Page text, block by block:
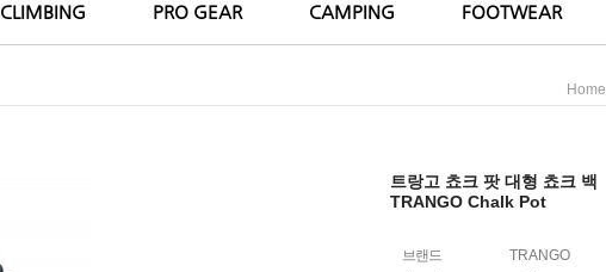
CLIMBING PRO GEAR CAMPING FOOTWEAR
Home
트랑고 쵸크 팟 대형 쵸크 백
TRANGO Chalk Pot
브랜드
TRANGO